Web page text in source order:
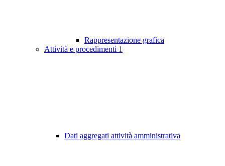
Rappresentazione grafica
Attività e procedimenti 1
Dati aggregati attività amministrativa